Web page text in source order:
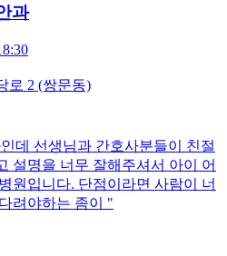
과
로 2 (쌍문동)
데 선생님과 간호사분들이 친절
설명을 너무 잘해주셔서 아이 어
원입니다. 단점이라면 사람이 너
려야하는 좀이 "